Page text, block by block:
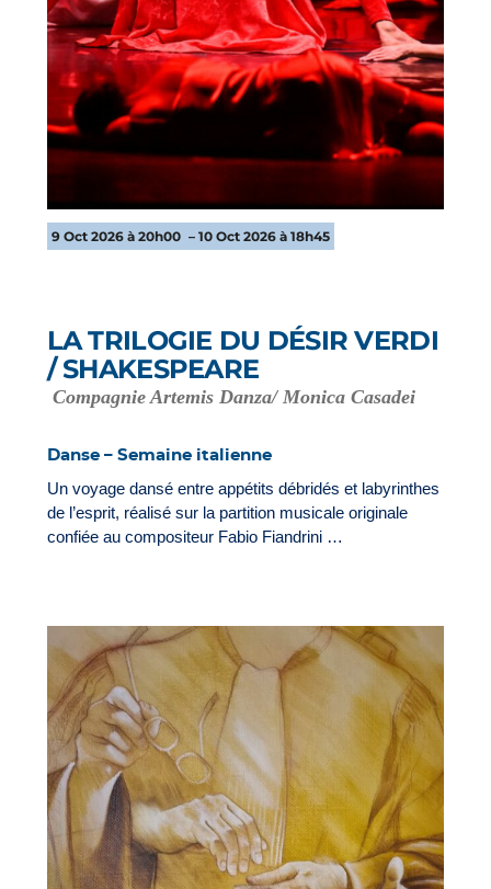
9 Oct 2026 à 20h00 – 10 Oct 2026 à 18h45
LA TRILOGIE DU DÉSIR VERDI
/ SHAKESPEARE
Compagnie Artemis Danza/ Monica Casadei
Danse – Semaine italienne
Un voyage dansé entre appétits débridés et labyrinthes
de l’esprit, réalisé sur la partition musicale originale
confiée au compositeur Fabio Fiandrini …